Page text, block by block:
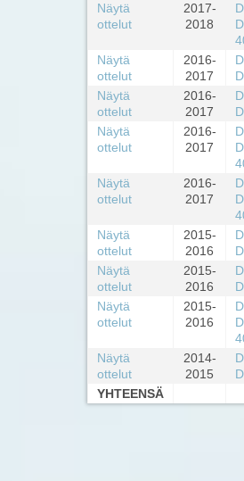
Näytä
ottelut
2017-
2018
Näytä
ottelut
2016-
2017
Näytä
ottelut
2016-
2017
Näytä
ottelut
2016-
2017
Näytä
ottelut
2016-
2017
Näytä
ottelut
2015-
2016
Näytä
ottelut
2015-
2016
Näytä
ottelut
2015-
2016
Näytä
ottelut
2014-
2015
YHTEENSÄ